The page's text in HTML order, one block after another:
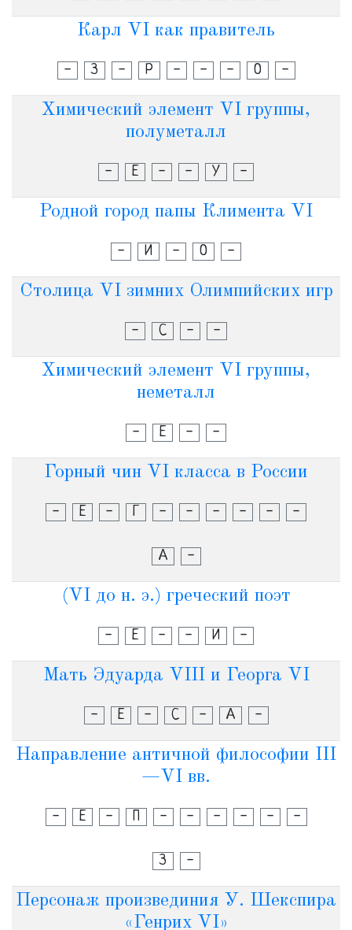
Карл VI как правитель
- З - Р - - - О -
Химический элемент VI группы,
полуметалл
- Е - - У -
Родной город папы Климента VI
- И - О -
Столица VI зимних Олимпийских игр
- С - -
Химический элемент VI группы,
неметалл
- Е - -
Горный чин VI класса в России
- Е - Г - - - - - -
А -
(VI до н. э.) греческий поэт
- Е - - И -
Мать Эдуарда VIII и Георга VI
- Е - С - А -
Направление античной философии III
—VI вв.
- Е - П - - - - - -
З -
Персонаж произвединия У. Шекспира
«Генрих VI»